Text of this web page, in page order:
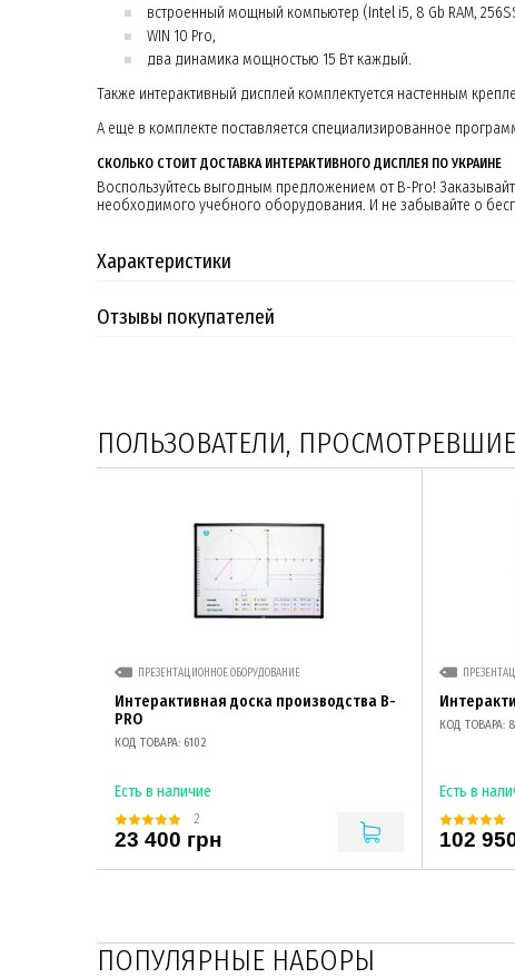
встроенный мощный компьютер (Intel i5, 8 Gb RAM,
WIN 10 Pro,
два динамика мощностью 15 Вт каждый.
Также интерактивный дисплей комплектуется настенным
А еще в комплекте поставляется специализированное
СКОЛЬКО СТОИТ ДОСТАВКА ИНТЕРАКТИВНОГО ДИСПЛЕЯ ПО УКРАИНЕ
Воспользуйтесь выгодным предложением от B-Pro!
необходимого учебного оборудования. И не забывайте о
Характеристики
Отзывы покупателей
ПОЛЬЗОВАТЕЛИ,
ПРЕЗЕНТАЦИОННОЕ ОБОРУДОВАНИЕ
Интерактивная доска производства B-
PRO
КОД ТОВАРА: 6102
Есть в наличие
2
23 400 грн
КОД ТОВАРА:
Есть в
102
ПОПУЛЯРНЫЕ НАБОРЫ